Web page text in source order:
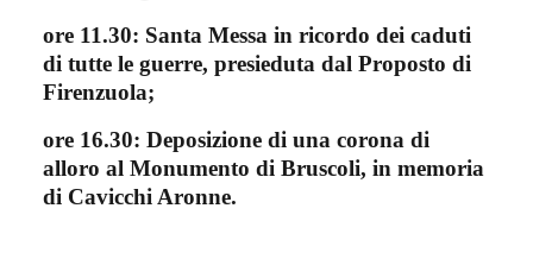
ore 11.30: Santa Messa in ricordo dei caduti
di tutte le guerre, presieduta dal Proposto di
Firenzuola;
ore 16.30: Deposizione di una corona di
alloro al Monumento di Bruscoli, in memoria
di Cavicchi Aronne.